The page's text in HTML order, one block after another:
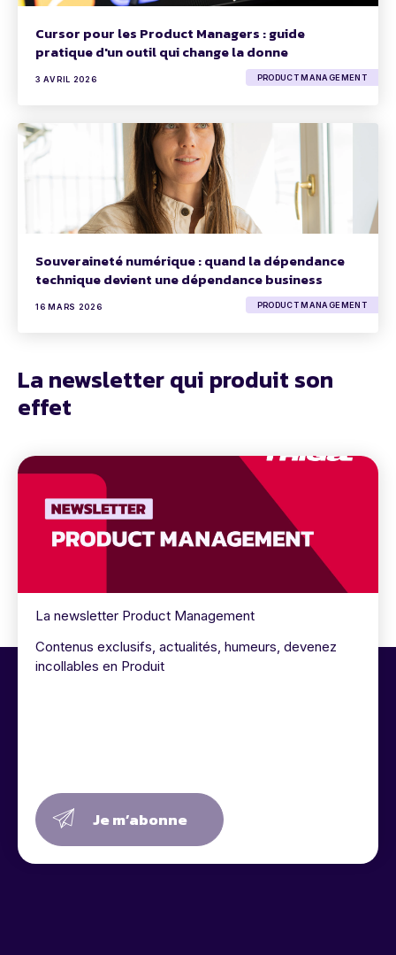
Cursor pour les Product Managers : guide
pratique d'un outil qui change la donne
3 AVRIL 2026 PRODUCT MANAGEMENT
Souveraineté numérique : quand la dépendance
technique devient une dépendance business
16 MARS 2026 PRODUCT MANAGEMENT
La newsletter qui produit son
effet
La newsletter Product Management
Contenus exclusifs, actualités, humeurs, devenez
incollables en Produit
Je m’abonne